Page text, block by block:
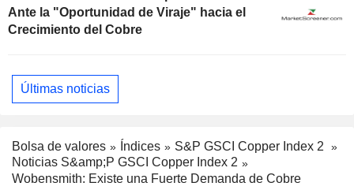
Ante la "Oportunidad de Viraje" hacia el
Crecimiento del Cobre
Últimas noticias
Bolsa de valores Índices
S&P GSCI Copper Index 2
Noticias S&amp;P GSCI Copper Index 2
Wobensmith: Existe una Fuerte Demanda de Cobre